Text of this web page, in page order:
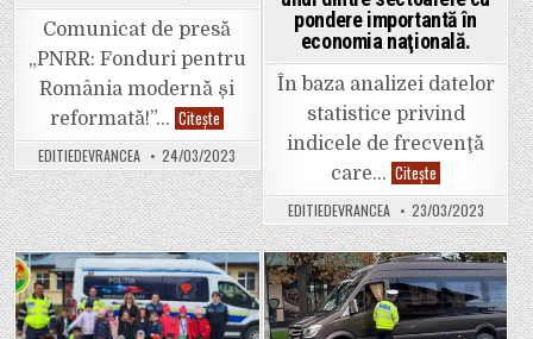
tir,
implicate
într-
o
coliziune.
Trafic
blocat
pe
sensul
București
Comunicat de presă
„PNRR: Fonduri pentru
România modernă și
reformată!”… Citește
COMUNA
BĂLEȘTI
anunță
începerea
proiectului
cu
titlul
„Digitalizarea
serviciilor
comunei
Bălești”
EDITIEDEVRANCEA 24/03/2023
pondere importantă în
economia naţională.
În baza analizei datelor
statistice privind
indicele de frecvenţă
care… Citește Construcţiile
constituie
unul
dintre
sectoarele
cu
pondere
importantă
în
economia
naţională.
EDITIEDEVRANCEA 23/03/2023
Posted
in
Posted
in